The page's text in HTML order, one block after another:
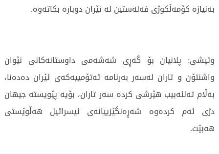
بەنیازە كۆمەڵكوژی فەلەستین لە ئێران دوبارە بكاتەوە.
وتیشی: پلانیان بۆ گەڕی شەشەمی داوستانەكانی نێوان
واشنتۆن و تاران لەسەر بەرنامە ئەتۆمییەكەی ئێران دەدەنا،
بەڵام تەلئەبیب هێرشی كردە سەر تاران، بۆیە پێویستە جیهان
دژی ئەم كردەوە شەڕەنگێزییانەی ئیسرائیل هەڵوێستی
هەبێت.